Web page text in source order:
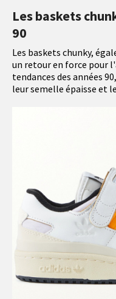
Les baskets
90
Les baskets chunky,
un retour en force pour
tendances des années
leur semelle épaisse et